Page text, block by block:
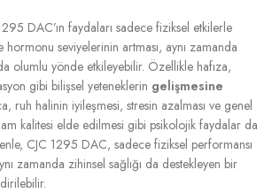
DAC’ın faydaları sadece fiziksel etkilerle
hormonu seviyelerinin artması, aynı zamanda
olumlu yönde etkileyebilir. Özellikle hafıza,
gibi bilişsel yeteneklerin gelişmesine
ruh halinin iyileşmesi, stresin azalması ve genel
kalitesi elde edilmesi gibi psikolojik faydalar da
CJC 1295 DAC, sadece fiziksel performansı
zamanda zihinsel sağlığı da destekleyen bir